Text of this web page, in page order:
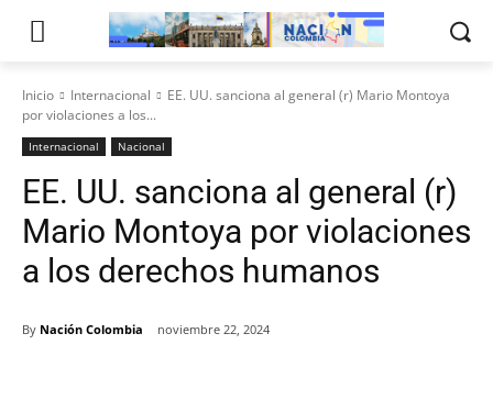
Inicio Internacional
EE. UU. sanciona al general (r) Mario Montoya
por violaciones a los...
Internacional Nacional
EE. UU. sanciona al general (r)
Mario Montoya por violaciones
a los derechos humanos
By Nación Colombia noviembre 22, 2024